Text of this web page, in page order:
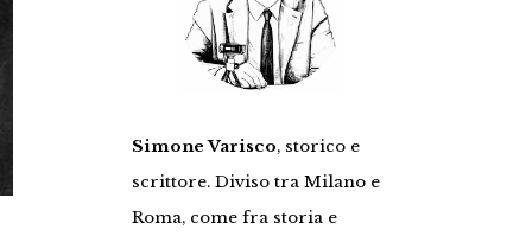
Simone Varisco, storico e
scrittore. Diviso tra Milano e
Roma, come fra storia e